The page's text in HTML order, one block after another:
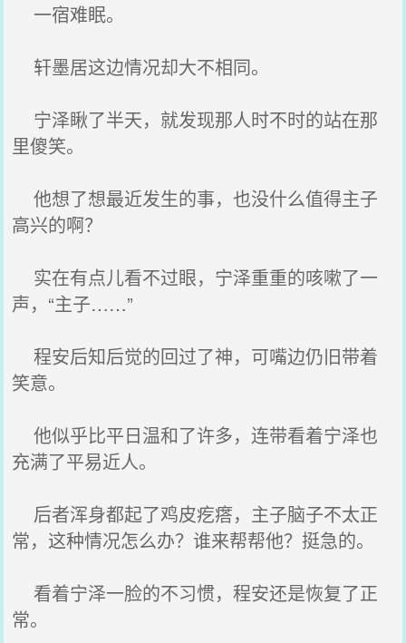
一宿难眠。
轩墨居这边情况却大不相同。
宁泽瞅了半天，就发现那人时不时的站在那
里傻笑。
他想了想最近发生的事，也没什么值得主子
高兴的啊？
实在有点儿看不过眼，宁泽重重的咳嗽了一
声，“主子……”
程安后知后觉的回过了神，可嘴边仍旧带着
笑意。
他似乎比平日温和了许多，连带看着宁泽也
充满了平易近人。
后者浑身都起了鸡皮疙瘩，主子脑子不太正
常，这种情况怎么办？谁来帮帮他？挺急的。
看着宁泽一脸的不习惯，程安还是恢复了正
常。